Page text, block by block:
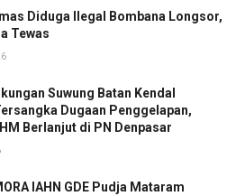
Diduga Ilegal Bombana Longsor,
Tewas
Suwung Batan Kendal
Dugaan Penggelapan,
Berlanjut di PN Denpasar
IAHN GDE Pudja Mataram